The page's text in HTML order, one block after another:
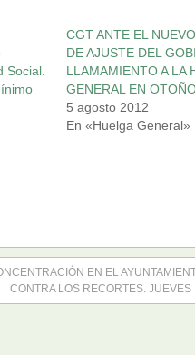
Social.
CGT ANTE EL
DE AJUSTE DEL
LLAMAMIENTO A LA
GENERAL EN
5 agosto 2012
En «Huelga General»
EN EL
CONTRA LOS RECORTES.